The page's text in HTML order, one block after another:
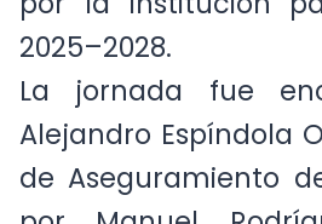
por la institución
2025–2028.
La jornada fue
Alejandro Espíndola
de Aseguramiento